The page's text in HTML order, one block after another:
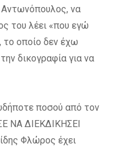
Αντωνόπουλος, να
του λέει «που εγώ
το οποίο δεν έχω
δικογραφία για να
ποσού από τον
ΝΑ ΔΙΕΚΔΙΚΗΣΕΙ
Φλώρος έχει